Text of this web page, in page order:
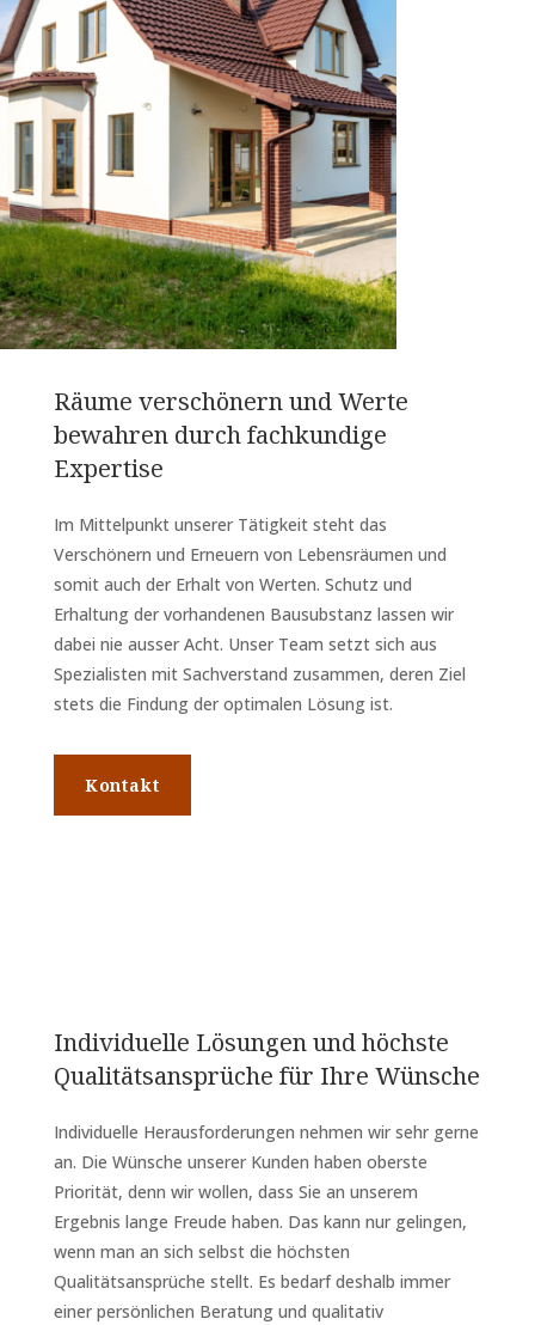
Räume verschönern und Werte
bewahren durch fachkundige
Expertise
Im Mittelpunkt unserer Tätigkeit steht das
Verschönern und Erneuern von Lebensräumen und
somit auch der Erhalt von Werten. Schutz und
Erhaltung der vorhandenen Bausubstanz lassen wir
dabei nie ausser Acht. Unser Team setzt sich aus
Spezialisten mit Sachverstand zusammen, deren Ziel
stets die Findung der optimalen Lösung ist.
Kontakt
Individuelle Lösungen und höchste
Qualitätsansprüche für Ihre Wünsche
Individuelle Herausforderungen nehmen wir sehr gerne
an. Die Wünsche unserer Kunden haben oberste
Priorität, denn wir wollen, dass Sie an unserem
Ergebnis lange Freude haben. Das kann nur gelingen,
wenn man an sich selbst die höchsten
Qualitätsansprüche stellt. Es bedarf deshalb immer
einer persönlichen Beratung und qualitativ